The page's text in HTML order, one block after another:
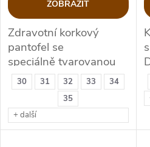
d
u
k
t
o
d
u
k
t
30 31 32 33
34
35
+ další
ZOBRAZIT
Zdravotní korkový
pantofel se
speciálně tvarovanou
koženou stélkou